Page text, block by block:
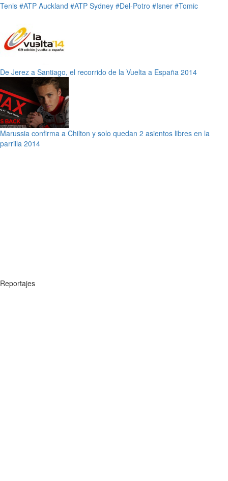
Tenis #ATP Auckland #ATP Sydney #Del-Potro #Isner #Tomic
De Jerez a Santiago, el recorrido de la Vuelta a España 2014
Marussia confirma a Chilton y solo quedan 2 asientos libres en la
parrilla 2014
Reportajes